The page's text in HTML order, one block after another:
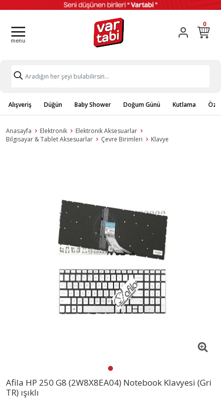
0
Alışveriş Düğün Baby Shower Doğum Günü Kutlama
Anasayfa Elektronik
Elektronik Aksesuarlar
Bilgisayar & Tablet Aksesuarlar
Çevre Birimleri Klavye
Afila HP 250 G8 (2W8X8EA04) Notebook Klavyesi (Gri
TR) ışıklı